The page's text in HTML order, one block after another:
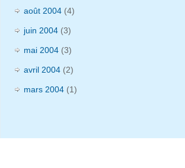
août 2004 (4)
juin 2004 (3)
mai 2004 (3)
avril 2004 (2)
mars 2004 (1)